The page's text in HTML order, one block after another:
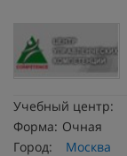
Учебный центр:
Форма: Очная
Город:
Москва